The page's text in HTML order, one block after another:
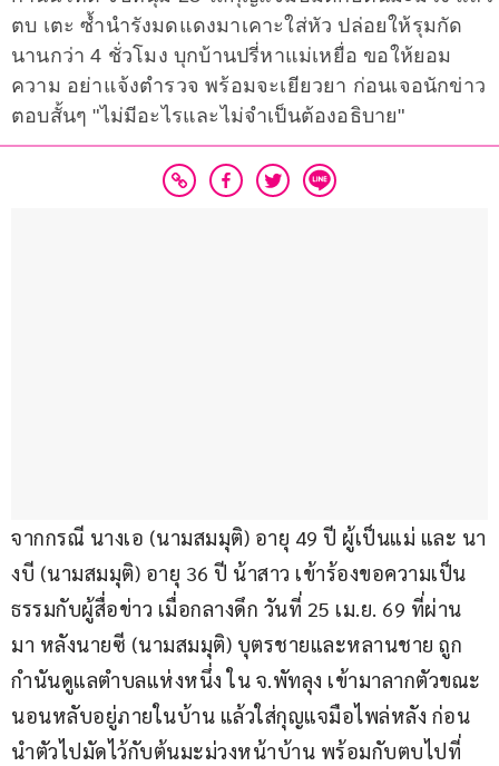
ตบ เตะ ซ้ำนำรังมดแดงมาเคาะใส่หัว ปล่อยให้รุมกัด
นานกว่า 4 ชั่วโมง บุกบ้านปรี่หาแม่เหยื่อ ขอให้ยอม
ความ อย่าแจ้งตำรวจ พร้อมจะเยียวยา ก่อนเจอนักข่าว
ตอบสั้นๆ "ไม่มีอะไรและไม่จำเป็นต้องอธิบาย"
จากกรณี นางเอ (นามสมมุติ) อายุ 49 ปี ผู้เป็นแม่ และ นา
งบี (นามสมมุติ) อายุ 36 ปี น้าสาว เข้าร้องขอความเป็น
ธรรมกับผู้สื่อข่าว เมื่อกลางดึก วันที่ 25 เม.ย. 69 ที่ผ่าน
มา หลังนายซี (นามสมมุติ) บุตรชายและหลานชาย ถูก
กำนันดูแลตำบลแห่งหนึ่ง ใน จ.พัทลุง เข้ามาลากตัวขณะ
นอนหลับอยู่ภายในบ้าน แล้วใส่กุญแจมือไพล่หลัง ก่อน
นำตัวไปมัดไว้กับต้นมะม่วงหน้าบ้าน พร้อมกับตบไปที่